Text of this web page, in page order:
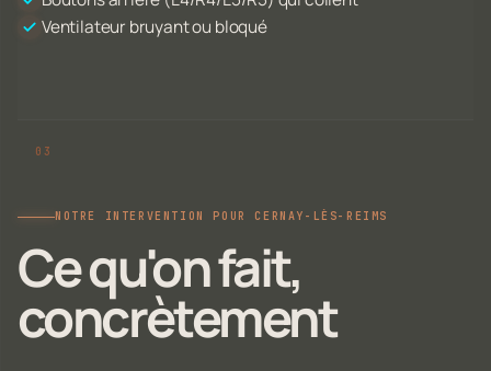
Ventilateur bruyant ou bloqué
NOTRE INTERVENTION POUR CERNAY-LÈS-REIMS
Ce qu'on fait,
concrètement